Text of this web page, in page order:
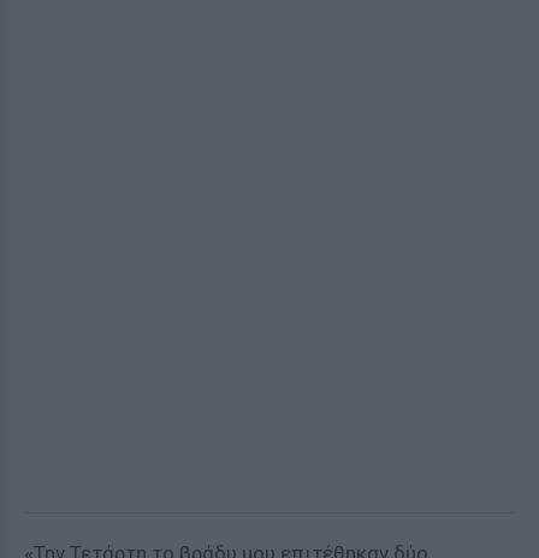
«Την Τετάρτη το βράδυ μου επιτέθηκαν δύο